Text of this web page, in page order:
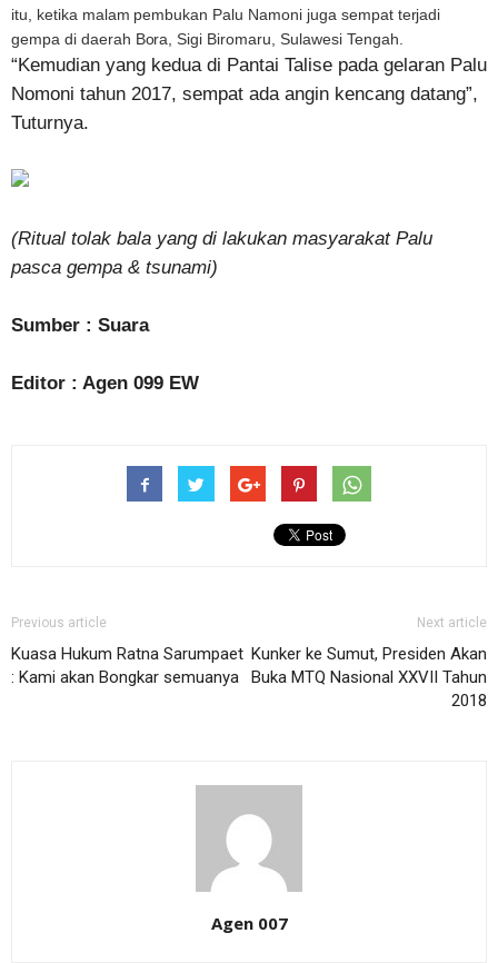
itu, ketika malam pembukan Palu Namoni juga sempat terjadi
gempa di daerah Bora, Sigi Biromaru, Sulawesi Tengah.
“Kemudian yang kedua di Pantai Talise pada gelaran Palu
Nomoni tahun 2017, sempat ada angin kencang datang”,
Tuturnya.
(Ritual tolak bala yang di lakukan masyarakat Palu
pasca gempa & tsunami)
Sumber : Suara
Editor : Agen 099 EW
Previous article
Kuasa Hukum Ratna Sarumpaet
: Kami akan Bongkar semuanya
Next article
Kunker ke Sumut, Presiden Akan
Buka MTQ Nasional XXVII Tahun
2018
Agen 007